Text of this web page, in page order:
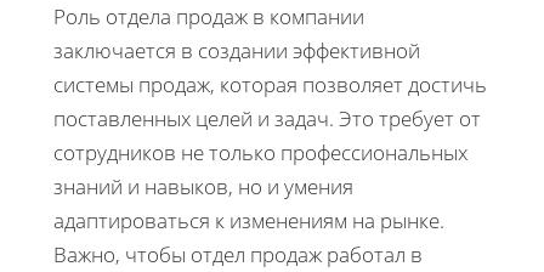
Роль отдела продаж в компании
заключается в создании эффективной
системы продаж, которая позволяет достичь
поставленных целей и задач. Это требует от
сотрудников не только профессиональных
знаний и навыков, но и умения
адаптироваться к изменениям на рынке.
Важно, чтобы отдел продаж работал в